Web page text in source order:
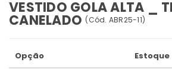
VESTIDO GOLA ALTA _
CANELADO (Cód. ABR25-11)
Opção Estoque